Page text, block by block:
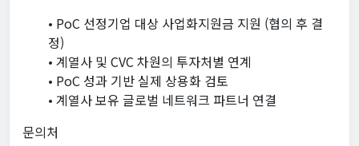
• PoC 선정기업 대상 사업화지원금 지원 (협의 후 결
정)
• 계열사 및 CVC 차원의 투자처별 연계
• PoC 성과 기반 실제 상용화 검토
• 계열사 보유 글로벌 네트워크 파트너 연결
문의처